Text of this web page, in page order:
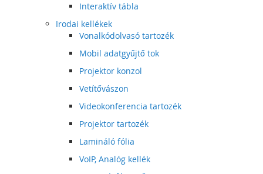
Interaktív tábla
Irodai kellékek
Vonalkódolvasó tartozék
Mobil adatgyűjtő tok
Projektor konzol
Vetítővászon
Videokonferencia tartozék
Projektor tartozék
Lamináló fólia
VoIP, Analóg kellék